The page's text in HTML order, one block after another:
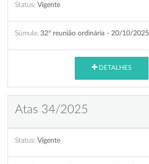
Status: Vigente
Súmula: 32ª reunião ordinária - 20/10/2025
DETALHES
Atas 34/2025
Status: Vigente